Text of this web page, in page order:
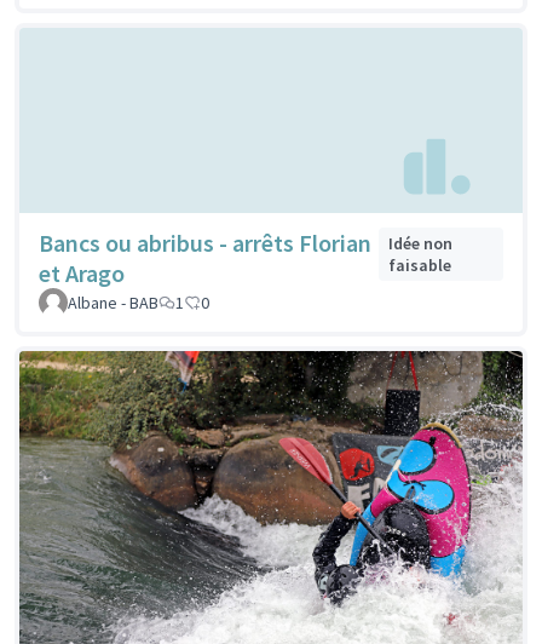
Bancs ou abribus - arrêts Florian
et Arago
Idée non
faisable
Albane - BAB
1 0